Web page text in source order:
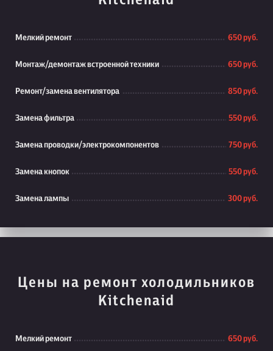
Мелкий ремонт 650 руб.
Монтаж/демонтаж встроенной техники 650 руб.
Ремонт/замена вентилятора 850 руб.
Замена фильтра 550 руб.
Замена проводки/электрокомпонентов 750 руб.
Замена кнопок 550 руб.
Замена лампы 300 руб.
Цены на ремонт холодильников
Kitchenaid
Мелкий ремонт 650 руб.